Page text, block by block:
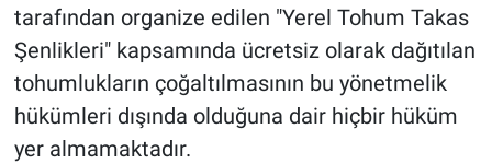
tarafından organize edilen "Yerel Tohum Takas
Şenlikleri" kapsamında ücretsiz olarak dağıtılan
tohumlukların çoğaltılmasının bu yönetmelik
hükümleri dışında olduğuna dair hiçbir hüküm
yer almamaktadır.